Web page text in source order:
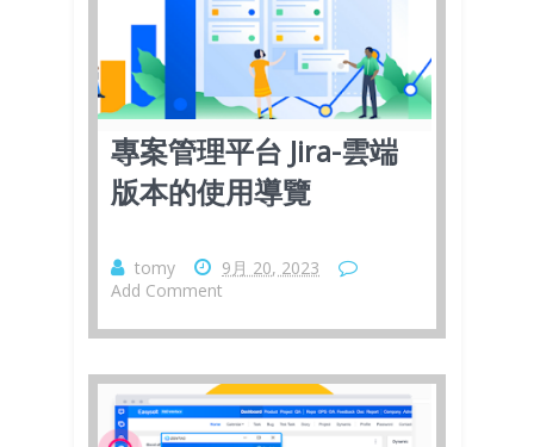
專案管理平台 Jira-雲端
版本的使用導覽
tomy
9月 20, 2023
Add Comment